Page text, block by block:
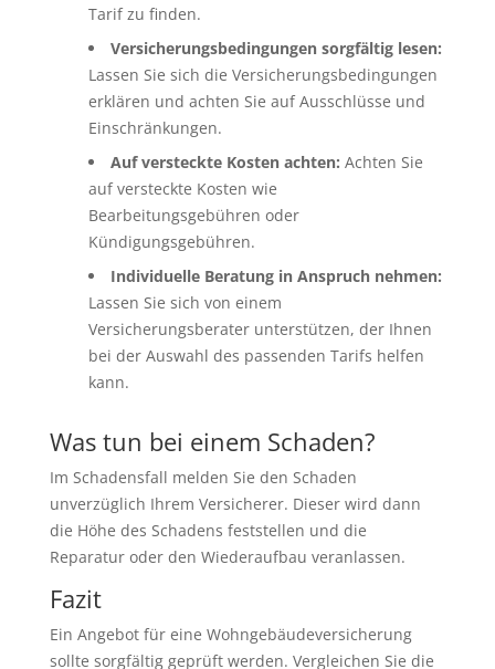
Tarif zu finden.
Versicherungsbedingungen sorgfältig lesen:
Lassen Sie sich die Versicherungsbedingungen
erklären und achten Sie auf Ausschlüsse und
Einschränkungen.
Auf versteckte Kosten achten: Achten Sie
auf versteckte Kosten wie
Bearbeitungsgebühren oder
Kündigungsgebühren.
Individuelle Beratung in Anspruch nehmen:
Lassen Sie sich von einem
Versicherungsberater unterstützen, der Ihnen
bei der Auswahl des passenden Tarifs helfen
kann.
Was tun bei einem Schaden?
Im Schadensfall melden Sie den Schaden
unverzüglich Ihrem Versicherer. Dieser wird dann
die Höhe des Schadens feststellen und die
Reparatur oder den Wiederaufbau veranlassen.
Fazit
Ein Angebot für eine Wohngebäudeversicherung
sollte sorgfältig geprüft werden. Vergleichen Sie die